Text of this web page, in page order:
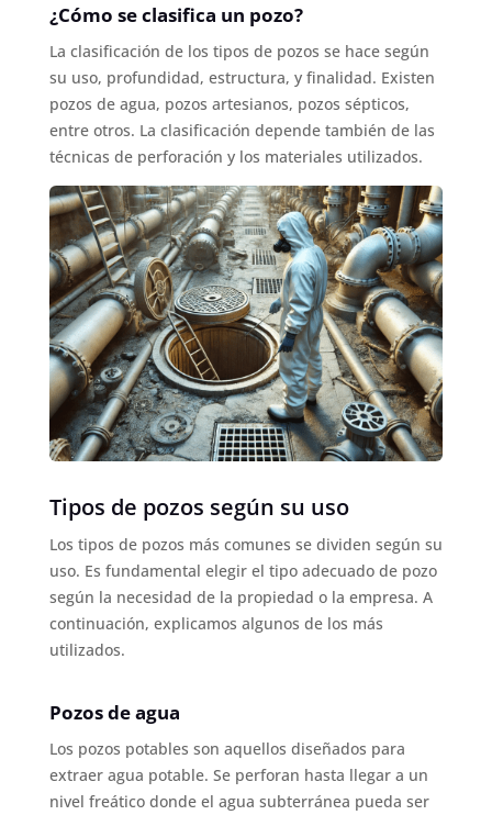
¿Cómo se clasifica un pozo?
La clasificación de los tipos de pozos se hace según
su uso, profundidad, estructura, y finalidad. Existen
pozos de agua, pozos artesianos, pozos sépticos,
entre otros. La clasificación depende también de las
técnicas de perforación y los materiales utilizados.
Tipos de pozos según su uso
Los tipos de pozos más comunes se dividen según su
uso. Es fundamental elegir el tipo adecuado de pozo
según la necesidad de la propiedad o la empresa. A
continuación, explicamos algunos de los más
utilizados.
Pozos de agua
Los pozos potables son aquellos diseñados para
extraer agua potable. Se perforan hasta llegar a un
nivel freático donde el agua subterránea pueda ser